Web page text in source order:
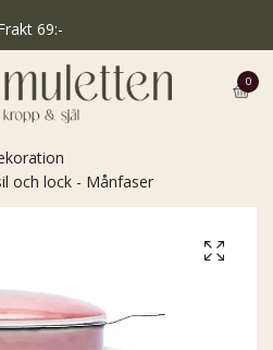
69:-
0
och lock - Månfaser